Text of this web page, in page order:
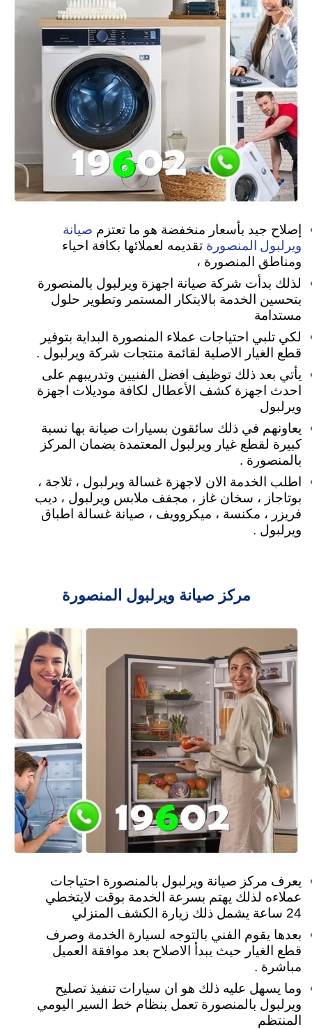
إصلاح جيد بأسعار منخفضة هو ما تعتزم صيانة
ويرلبول المنصورة تقديمه لعملائها بكافة احياء
ومناطق المنصورة ،
لذلك بدأت شركة صيانة اجهزة ويرلبول بالمنصورة
بتحسين الخدمة بالابتكار المستمر وتطوير حلول
مستدامة
لكي تلبي احتياجات عملاء المنصورة البداية بتوفير
قطع الغيار الاصلية لقائمة منتجات شركة ويرلبول .
يأتي بعد ذلك توظيف افضل الفنيين وتدريبهم على
احدث اجهزة كشف الأعطال لكافة موديلات اجهزة
ويرلبول
يعاونهم في ذلك سائقون بسيارات صيانة بها نسبة
كبيرة لقطع غيار ويرلبول المعتمدة بضمان المركز
بالمنصورة .
اطلب الخدمة الان لاجهزة غسالة ويرلبول ، ثلاجة ،
بوتاجاز ، سخان غاز ، مجفف ملابس ويرلبول ، ديب
فريزر ، مكنسة ، ميكروويف ، صيانة غسالة اطباق
ويرلبول .
مركز صيانة ويرلبول المنصورة
يعرف مركز صيانة ويرلبول بالمنصورة احتياجات
عملاءه لذلك يهتم بسرعة الخدمة بوقت لايتخطي
24 ساعة يشمل ذلك زيارة الكشف المنزلي
بعدها يقوم الفني بالتوجه لسيارة الخدمة وصرف
قطع الغيار حيث يبدأ الاصلاح بعد موافقة العميل
مباشرة .
وما يسهل عليه ذلك هو ان سيارات تنفيذ تصليح
ويرلبول بالمنصورة تعمل بنظام خط السير اليومي
المنتظم